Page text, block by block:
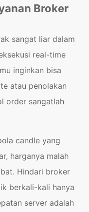
Broker
sangat liar dalam
real-time
inginkan bisa
atau penolakan
order sangatlah
candle yang
harganya malah
Hindari broker
berkali-kali hanya
server adalah